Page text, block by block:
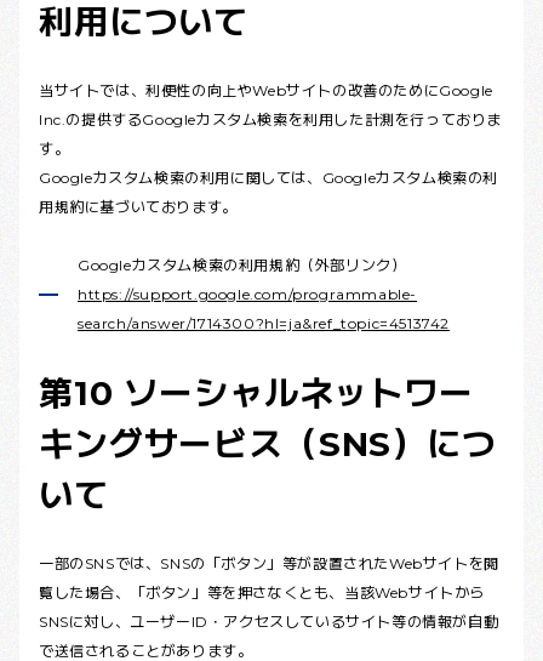
利用について
当サイトでは、利便性の向上やWebサイトの改善のためにGoogle
Inc.の提供するGoogleカスタム検索を利用した計測を行っておりま
す。
Googleカスタム検索の利用に関しては、Googleカスタム検索の利
用規約に基づいております。
Googleカスタム検索の利用規約（外部リンク）
https://support.google.com/programmable-
search/answer/1714300?hl=ja&ref_topic=4513742
第10 ソーシャルネットワー
キングサービス（SNS）につ
いて
一部のSNSでは、SNSの「ボタン」等が設置されたWebサイトを閲
覧した場合、「ボタン」等を押さなくとも、当該Webサイトから
SNSに対し、ユーザーID・アクセスしているサイト等の情報が自動
で送信されることがあります。